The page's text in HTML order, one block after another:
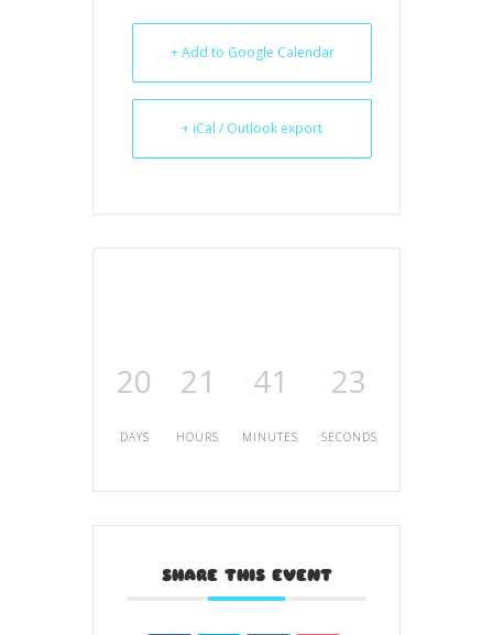
+ Add to Google Calendar
+ iCal / Outlook export
20
DAYS
21
HOURS
41
MINUTES
23
SECONDS
SHARE THIS EVENT